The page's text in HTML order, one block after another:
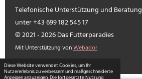
Diese Website verwendet Cookies, um Ihr
Nutzererlebnis zu verbessern und maßgeschneiderte
Telefonische Unterstützung und Beratung
unter +43 699 182 545 17
© 2021 - 2026 Das Futterparadies
Mit Unterstützung vonWebador